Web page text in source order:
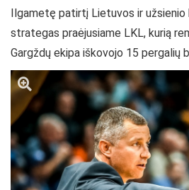
Ilgametę patirtį Lietuvos ir užsienio
strategas praėjusiame LKL, kurią
Gargždų ekipa iškovojo 15 pergalių